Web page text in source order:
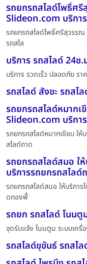
รถยกรถสไลด์โพธิ์ศรี
Slideon.com บริกา
รถยกรถสไลด์โพธิ์ศรีสุวรร
รถสไล
บริการ รถสไลด์ 24ช.
บริการ รวดเร็ว ปลอดภัย รา
รถสไลด์ สังขะ รถสไ
รถยกรถสไลด์หมากเ
Slideon.com บริกา
รถยกรถสไลด์หมากเขียบ ใ
สไลด์ถาด
รถยกรถสไลด์สมอ ใ
บริการรถยกรถสไลด์
รถยกรถสไลด์สมอ ให้บริกา
ดกองพื้
รถยก รถสไลด์ โนน
จุดรับแจ้ง โนนตูม ระบบเค
รถสไลด์ขุขันธ์ รถสไ